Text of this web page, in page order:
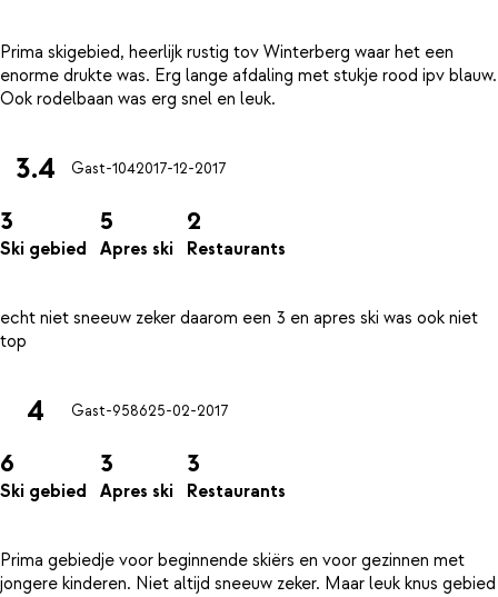
Prima skigebied, heerlijk rustig tov Winterberg waar het een
enorme drukte was. Erg lange afdaling met stukje rood ipv blauw.
3.4 Gast-1042017-12-2017
3
Ski gebied
5
Apres ski
2
Restaurants
echt niet sneeuw zeker daarom een 3 en apres ski was ook niet
4 Gast-958625-02-2017
6
Ski gebied
3
Apres ski
3
Restaurants
Prima gebiedje voor beginnende skiërs en voor gezinnen met
jongere kinderen. Niet altijd sneeuw zeker. Maar leuk knus gebied